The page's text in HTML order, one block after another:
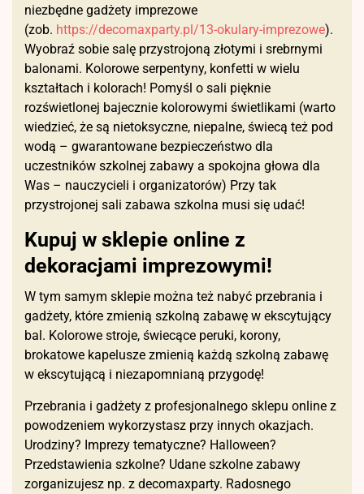
niezbędne gadżety imprezowe
(zob. https://decomaxparty.pl/13-okulary-imprezowe).
Wyobraź sobie salę przystrojoną złotymi i srebrnymi
balonami. Kolorowe serpentyny, konfetti w wielu
kształtach i kolorach! Pomyśl o sali pięknie
rozświetlonej bajecznie kolorowymi świetlikami (warto
wiedzieć, że są nietoksyczne, niepalne, świecą też pod
wodą – gwarantowane bezpieczeństwo dla
uczestników szkolnej zabawy a spokojna głowa dla
Was – nauczycieli i organizatorów) Przy tak
przystrojonej sali zabawa szkolna musi się udać!
Kupuj w sklepie online z
dekoracjami imprezowymi!
W tym samym sklepie można też nabyć przebrania i
gadżety, które zmienią szkolną zabawę w ekscytujący
bal. Kolorowe stroje, świecące peruki, korony,
brokatowe kapelusze zmienią każdą szkolną zabawę
w ekscytującą i niezapomnianą przygodę!
Przebrania i gadżety z profesjonalnego sklepu online z
powodzeniem wykorzystasz przy innych okazjach.
Urodziny? Imprezy tematyczne? Halloween?
Przedstawienia szkolne? Udane szkolne zabawy
zorganizujesz np. z decomaxparty. Radosnego